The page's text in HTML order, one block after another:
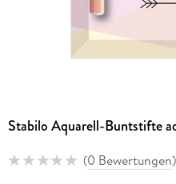
Stabilo Aquarell-Buntstifte
(0 Bewertungen)